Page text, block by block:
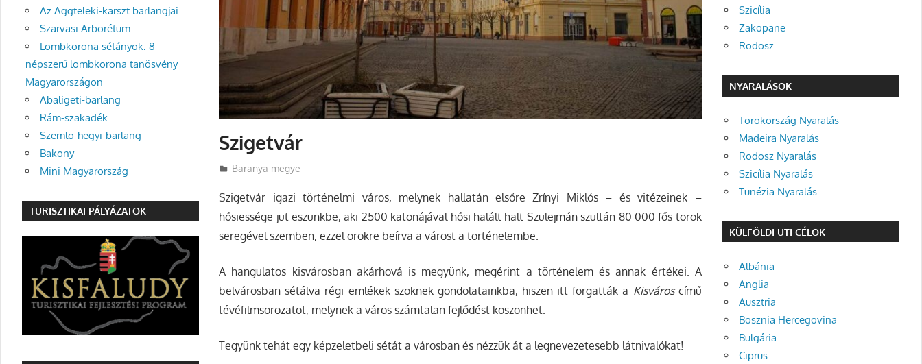
Szigetvár
Utazasok.org
Baranya megye
Szigetvár igazi történelmi város, melynek hallatán elsőre Zrínyi Miklós – és vitézeinek –
hősiessége jut eszünkbe, aki 2500 katonájával hősi halált halt Szulejmán szultán 80 000 fős török
seregével szemben, ezzel örökre beírva a várost a történelembe.
A hangulatos kisvárosban akárhová is megyünk, megérint a történelem és annak értékei. A
belvárosban sétálva régi emlékek szöknek gondolatainkba, hiszen itt forgatták a Kisváros című
tévéfilmsorozatot, melynek a város számtalan fejlődést köszönhet.
Tegyünk tehát egy képzeletbeli sétát a városban és nézzük át a legnevezetesebb látnivalókat!
Az Aggteleki-karszt barlangjai
Szarvasi Arborétum
Lombkorona sétányok: 8
népszerű lombkorona tanösvény
Magyarországon
Abaligeti-barlang
Rám-szakadék
Szemlő-hegyi-barlang
Bakony
Mini Magyarország
TURISZTIKAI PÁLYÁZATOK
Szicília
Zakopane
Rodosz
NYARALÁSOK
Törökország Nyaralás
Madeira Nyaralás
Rodosz Nyaralás
Szicília Nyaralás
Tunézia Nyaralás
KÜLFÖLDI UTI CÉLOK
Albánia
Anglia
Ausztria
Bosznia Hercegovina
Bulgária
Ciprus